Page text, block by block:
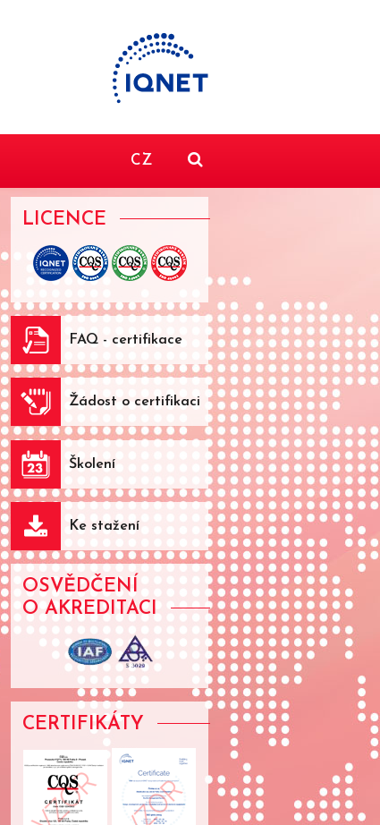
CZ
LICENCE
FAQ - certifikace
Žádost o certifikaci
Školení
Ke stažení
OSVĚDČENÍ
O AKREDITACI
CERTIFIKÁTY